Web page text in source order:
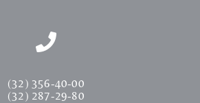
(32) 356-40-00
(32) 287-29-80